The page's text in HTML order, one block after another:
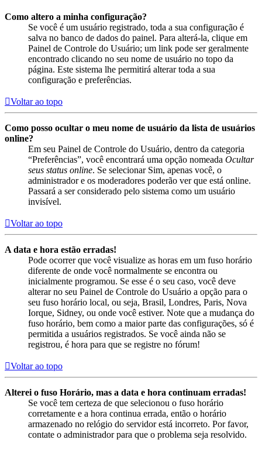
Como altero a minha configuração?
Se você é um usuário registrado, toda a sua configuração é
salva no banco de dados do painel. Para alterá-la, clique em
Painel de Controle do Usuário; um link pode ser geralmente
encontrado clicando no seu nome de usuário no topo da
página. Este sistema lhe permitirá alterar toda a sua
configuração e preferências.
Voltar ao topo
Como posso ocultar o meu nome de usuário da lista de usuários
online?
Em seu Painel de Controle do Usuário, dentro da categoria
“Preferências”, você encontrará uma opção nomeada Ocultar
seus status online. Se selecionar Sim, apenas você, o
administrador e os moderadores poderão ver que está online.
Passará a ser considerado pelo sistema como um usuário
invisível.
Voltar ao topo
A data e hora estão erradas!
Pode ocorrer que você visualize as horas em um fuso horário
diferente de onde você normalmente se encontra ou
inicialmente programou. Se esse é o seu caso, você deve
alterar no seu Painel de Controle do Usuário a opção para o
seu fuso horário local, ou seja, Brasil, Londres, Paris, Nova
Iorque, Sidney, ou onde você estiver. Note que a mudança do
fuso horário, bem como a maior parte das configurações, só é
permitida a usuários registrados. Se você ainda não se
registrou, é hora para que se registre no fórum!
Voltar ao topo
Alterei o fuso Horário, mas a data e hora continuam erradas!
Se você tem certeza de que selecionou o fuso horário
corretamente e a hora continua errada, então o horário
armazenado no relógio do servidor está incorreto. Por favor,
contate o administrador para que o problema seja resolvido.